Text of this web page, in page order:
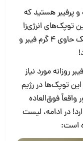
پرفیبر هستید که
توپک‌های انرژی‌زا
انتخاب فوق‌العاده‌ای هستند. هر عدد توپک حاوی ۴ گرم فیبر و
روزانه مورد نیاز
۳۰ گرم فیبر، از این توپک‌ها در رژیم
فوق‌العاده
۴ گرم فیبر دارد! در ادامه، لیست
است: